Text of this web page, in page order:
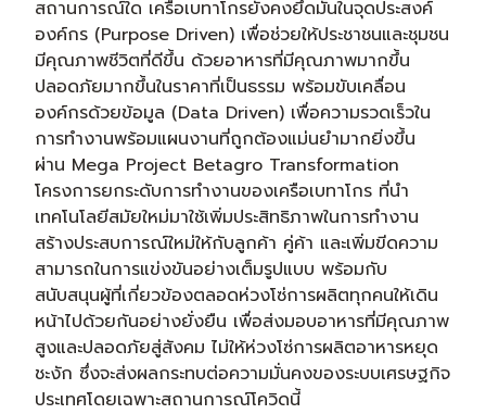
สถานการณ์ใด เครือเบทาโกรยังคงยึดมั่นในจุดประสงค์
องค์กร (Purpose Driven) เพื่อช่วยให้ประชาชนและชุมชน
มีคุณภาพชีวิตที่ดีขึ้น ด้วยอาหารที่มีคุณภาพมากขึ้น
ปลอดภัยมากขึ้นในราคาที่เป็นธรรม พร้อมขับเคลื่อน
องค์กรด้วยข้อมูล (Data Driven) เพื่อความรวดเร็วใน
การทำงานพร้อมแผนงานที่ถูกต้องแม่นยำมากยิ่งขึ้น
ผ่าน Mega Project Betagro Transformation
โครงการยกระดับการทำงานของเครือเบทาโกร ที่นำ
เทคโนโลยีสมัยใหม่มาใช้เพิ่มประสิทธิภาพในการทำงาน
สร้างประสบการณ์ใหม่ให้กับลูกค้า คู่ค้า และเพิ่มขีดความ
สามารถในการแข่งขันอย่างเต็มรูปแบบ พร้อมกับ
สนับสนุนผู้ที่เกี่ยวข้องตลอดห่วงโซ่การผลิตทุกคนให้เดิน
หน้าไปด้วยกันอย่างยั่งยืน เพื่อส่งมอบอาหารที่มีคุณภาพ
สูงและปลอดภัยสู่สังคม ไม่ให้ห่วงโซ่การผลิตอาหารหยุด
ชะงัก ซึ่งจะส่งผลกระทบต่อความมั่นคงของระบบเศรษฐกิจ
ประเทศโดยเฉพาะสถานการณ์โควิดนี้